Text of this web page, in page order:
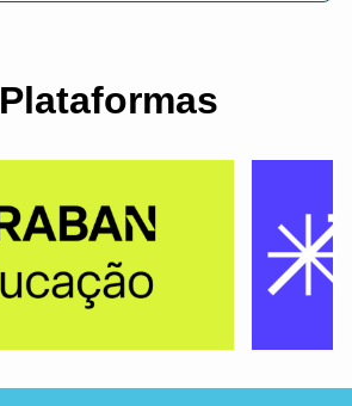
Plataformas